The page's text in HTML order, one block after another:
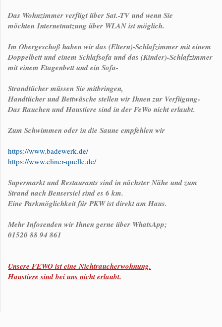
Das Wohnzimmer verfügt über Sat.-TV und wenn Sie
möchtenInternetnutzung über WLAN ist möglich.
Im Obergeschoß haben wir das (Eltern)-Schlafzimmer mit einem
Doppelbett und einem Schlafsofa und das (Kinder)-Schlafzimmer
mit einem Etagenbett und ein Sofa-
Strandtücher müssen Sie mitbringen,
Handtücher und Bettwäsche stellen wir Ihnen zur Verfügung-
Das Rauchen und Haustiere sind in der FeWo nicht erlaubt.
Zum Schwimmen oder in die Saune empfehlen wir
https://www.badewerk.de/
https://www.cliner-quelle.de/
Supermarkt und Restaurants sind in nächster Nähe und zum
Strand nach Bensersiel sind es 6 km.
Eine Parkmöglichkeit für PKW ist direkt am Haus.
Mehr Infosenden wir Ihnen gerne über WhatsApp;
01520 88 94 861
Unsere FEWO ist eine Nichtraucherwohnung.
Haustiere sind bei uns nicht erlaubt.